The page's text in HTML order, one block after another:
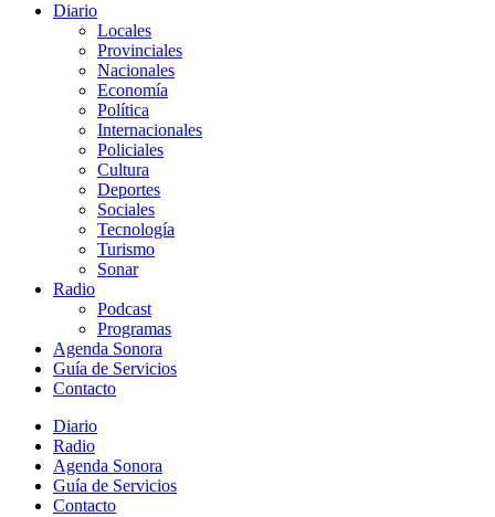
Diario
Locales
Provinciales
Nacionales
Economía
Política
Internacionales
Policiales
Cultura
Deportes
Sociales
Tecnología
Turismo
Sonar
Radio
Podcast
Programas
Agenda Sonora
Guía de Servicios
Contacto
Diario
Radio
Agenda Sonora
Guía de Servicios
Contacto